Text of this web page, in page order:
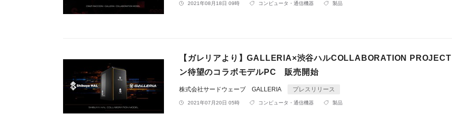
2021年08月18日 09時 コンピュータ・通信機器 製品
【ガレリアより】GALLERIA×渋谷ハルCOLLABORATION
ン待望のコラボモデルPC 販売開始
株式会社サードウェーブ GALLERIA プレスリリース
2021年07月20日 05時 コンピュータ・通信機器 製品